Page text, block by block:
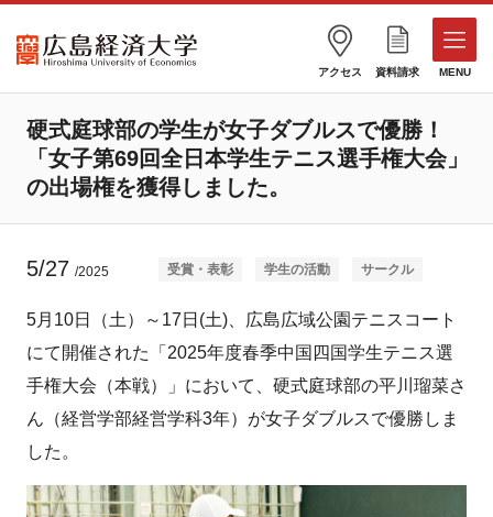
アクセス 資料請求 MENU
硬式庭球部の学生が女子ダブルスで優勝！
「女子第69回全日本学生テニス選手権大会」
の出場権を獲得しました。
5/27 /2025 受賞・表彰 学生の活動 サークル
5月10日（土）～17日(土)、広島広域公園テニスコート
にて開催された「2025年度春季中国四国学生テニス選
手権大会（本戦）」において、硬式庭球部の平川瑠菜さ
ん（経営学部経営学科3年）が女子ダブルスで優勝しま
した。